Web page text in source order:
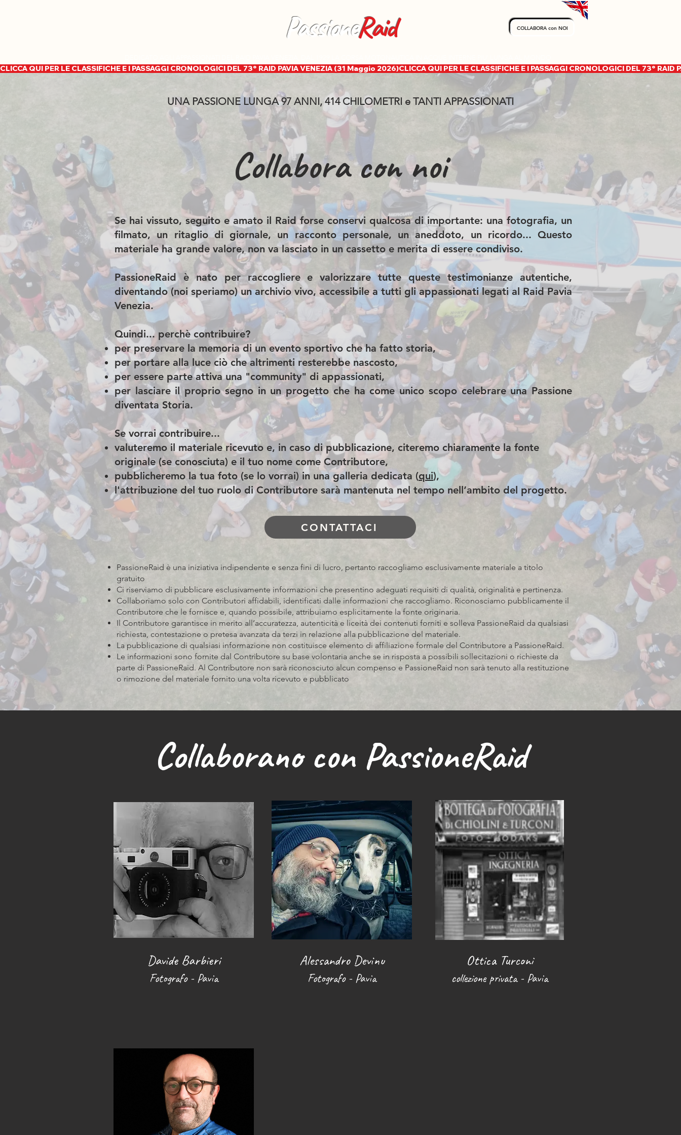
PassioneRaid COLLABORA con NOI
CLICCA QUI PER LE CLASSIFICHE E I PASSAGGI CRONOLOGICI DEL 73° RAID PAVIA VENEZIA (31 Maggio 2026)
UNA PASSIONE LUNGA 97 ANNI, 414 CHILOMETRI e TANTI APPASSIONATI
Collabora con noi
Se hai vissuto, seguito e amato il Raid forse conservi qualcosa di importante: una fotografia, un
filmato, un ritaglio di giornale, un racconto personale, un aneddoto, un ricordo... Questo
materiale ha grande valore, non va lasciato in un cassetto e merita di essere condiviso.
PassioneRaid è nato per raccogliere e valorizzare tutte queste testimonianze autentiche,
diventando (noi speriamo) un archivio vivo, accessibile a tutti gli appassionati legati al Raid Pavia
Venezia.
Quindi... perchè contribuire?
per preservare la memoria di un evento sportivo che ha fatto storia,
per portare alla luce ciò che altrimenti resterebbe nascosto,
per essere parte attiva una "community" di appassionati,
per lasciare il proprio segno in un progetto che ha come unico scopo celebrare una Passione
diventata Storia.​
Se vorrai contribuire...
valuteremo il materiale ricevuto e, in caso di pubblicazione, citeremo chiaramente la fonte
originale (se conosciuta) e il tuo nome come Contributore,
pubblicheremo la tua foto (se lo vorrai) in una galleria dedicata (qui),
l'attribuzione del tuo ruolo di Contributore sarà mantenuta nel tempo nell’ambito del progetto.
CONTATTACI
PassioneRaid è una iniziativa indipendente e senza fini di lucro, pertanto raccogliamo esclusivamente materiale a titolo
gratuito
Ci riserviamo di pubblicare esclusivamente informazioni che presentino adeguati requisiti di qualità, originalità e pertinenza.
Collaboriamo solo con Contributori affidabili, identificati dalle informazioni che raccogliamo. Riconosciamo pubblicamente il
Contributore che le fornisce e, quando possibile, attribuiamo esplicitamente la fonte originaria.
Il Contributore garantisce in merito all’accuratezza, autenticità e liceità dei contenuti forniti e solleva PassioneRaid da qualsiasi
richiesta, contestazione o pretesa avanzata da terzi in relazione alla pubblicazione del materiale.
La pubblicazione di qualsiasi informazione non costituisce elemento di affiliazione formale del Contributore a PassioneRaid.
Le informazioni sono fornite dal Contributore su base volontaria anche se in risposta a possibili sollecitazioni o richieste da
parte di PassioneRaid. Al Contributore non sarà riconosciuto alcun compenso e PassioneRaid non sarà tenuto alla restituzione
o rimozione del materiale fornito una volta ricevuto e pubblicato
Collaborano con PassioneRaid
Davide Barbieri
Fotografo - Pavia
Alessandro Devinu
Fotografo - Pavia
Ottica Turconi
collezione privata - Pavia